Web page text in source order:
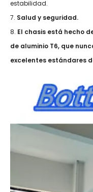
estabilidad.
7. Salud y seguridad.
8. El chasis está hecho
de aluminio T6, que
excelentes estándares